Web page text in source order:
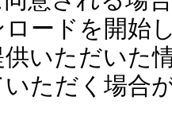
ロードを開始
いただいた
ただく場合